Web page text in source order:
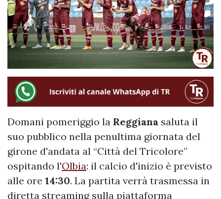
Domani pomeriggio la Reggiana saluta il
suo pubblico nella penultima giornata del
girone d'andata al “Città del Tricolore”
ospitando l'Olbia: il calcio d'inizio è previsto
alle ore 14:30. La partita verrà trasmessa in
diretta streaming sulla piattaforma